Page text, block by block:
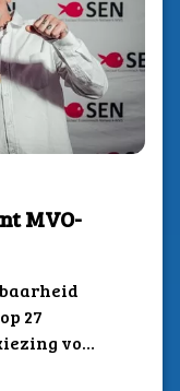
MVO-
27
voor